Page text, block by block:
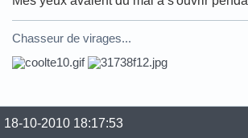
Chasseur de virages...
18-10-2010 18:17:53